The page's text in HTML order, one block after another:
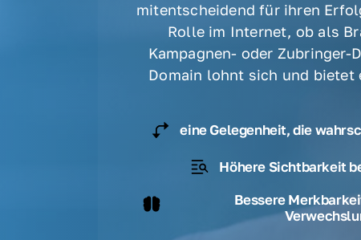
mitentscheidend für ihren
Rolle im Internet, ob als
Kampagnen- oder Zubringer-
Domain lohnt sich und bietet
eine Gelegenheit, die
Höhere Sichtbarkeit
Bessere